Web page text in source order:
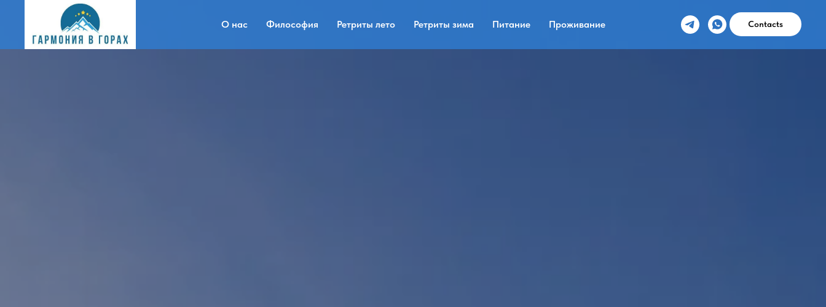
О нас Философия Ретриты лето Ретриты зима Питание Проживание Contacts